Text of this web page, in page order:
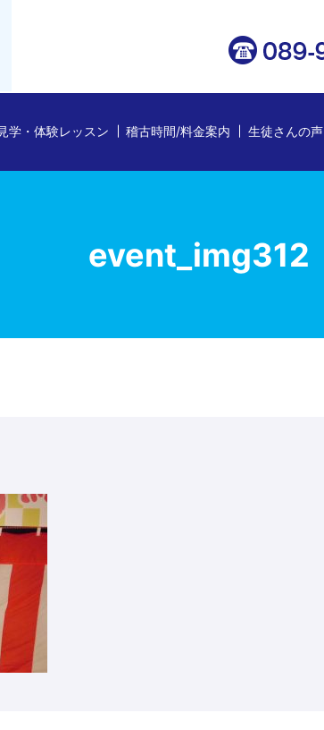
見学・体験レッスン 稽古時間/料金案内 生徒さんの声
event_img312